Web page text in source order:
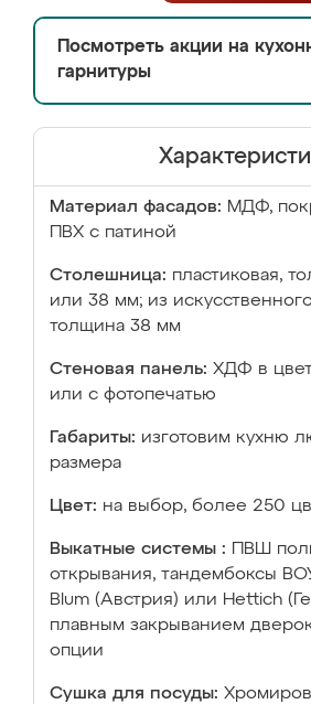
Посмотреть акции на
гарнитуры
Материал фасадов: МДФ,
ПВХ с патиной
Столешница: пластиковая,
или 38 мм; из
толщина 38 мм
Стеновая панель: ХДФ в
или с фотопечатью
Габариты: изготовим кухню
размера
Цвет: на выбор, более 250
Выкатные системы :
ПВШ
открывания, тандембоксы
Blum (Австрия) или Hettich
плавным закрыванием
опции
Сушка для посуды: